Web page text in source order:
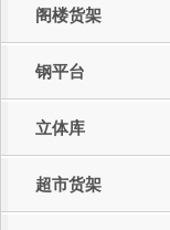
阁楼货架
钢平台
立体库
超市货架